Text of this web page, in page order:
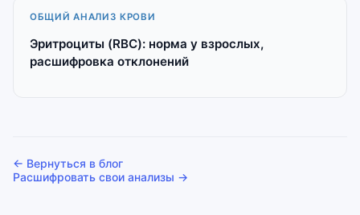
ОБЩИЙ АНАЛИЗ КРОВИ
Эритроциты (RBC): норма у взрослых,
расшифровка отклонений
← Вернуться в блог
Расшифровать свои анализы →